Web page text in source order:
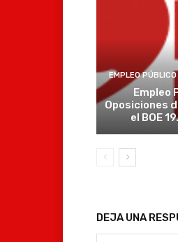
EMPLEO
Empleo
Oposiciones
el BOE
DEJA UNA